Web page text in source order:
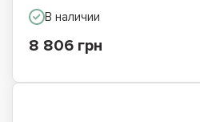
В наличии
8 806 грн